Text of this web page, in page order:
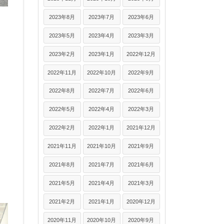
2023年8月 2023年7月 2023年6月
2023年5月 2023年4月 2023年3月
2023年2月 2023年1月 2022年12月
2022年11月 2022年10月 2022年9月
2022年8月 2022年7月 2022年6月
2022年5月 2022年4月 2022年3月
2022年2月 2022年1月 2021年12月
2021年11月 2021年10月 2021年9月
2021年8月 2021年7月 2021年6月
2021年5月 2021年4月 2021年3月
2021年2月 2021年1月 2020年12月
2020年11月 2020年10月 2020年9月